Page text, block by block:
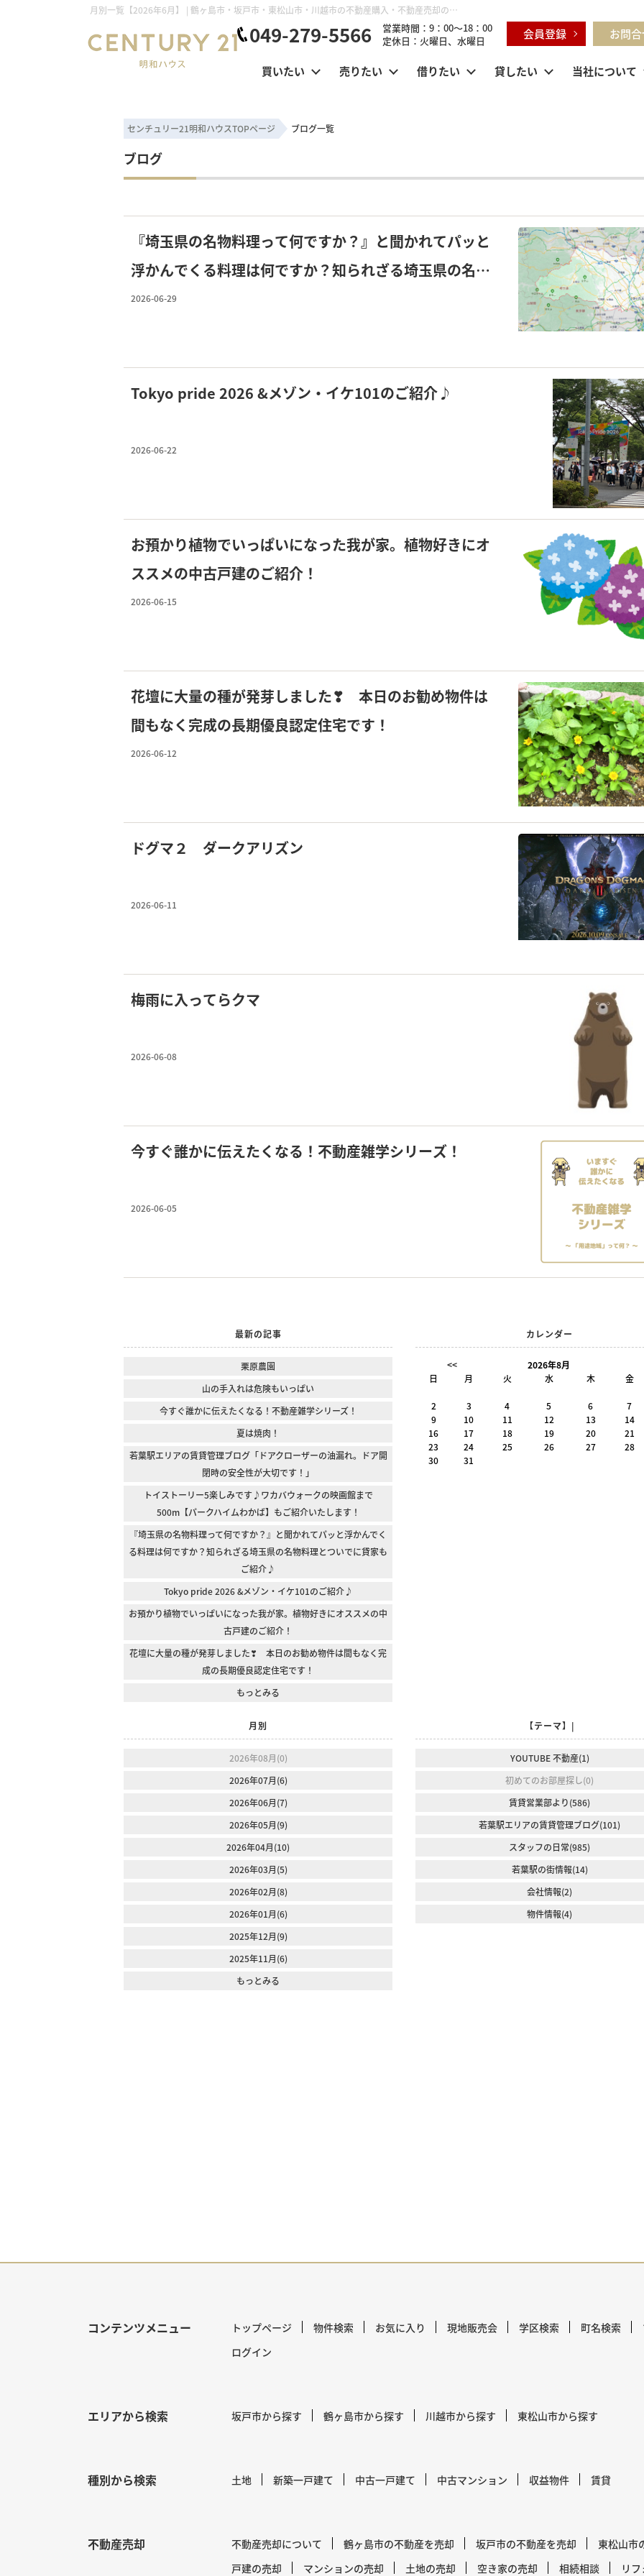
月別一覧【2026年6月】 | 鶴ヶ島市・坂戸市・東松山市・川越市の不動産購入・不動産売却のことならセンチュリー21明和ハウス
049-279-5566
営業時間：9：00～18：00
定休日：火曜日、水曜日
会員登録 お問
買いたい 売りたい 借りたい 貸したい 当社について
センチュリー21明和ハウスTOPページ ブログ一覧
ブログ
『埼玉県の名物料理って何ですか？』と聞かれてパッと
浮かんでくる料理は何ですか？知られざる埼玉県の名物
料理とついでに貸家もご紹介♪
2026-06-29
Tokyo pride 2026 &メゾン・イケ101のご紹介♪
2026-06-22
お預かり植物でいっぱいになった我が家。植物好きにオ
ススメの中古戸建のご紹介！
2026-06-15
花壇に大量の種が発芽しました❣ 本日のお勧め物件は
間もなく完成の長期優良認定住宅です！
2026-06-12
ドグマ２ ダークアリズン
2026-06-11
梅雨に入ってらクマ
2026-06-08
今すぐ誰かに伝えたくなる！不動産雑学シリーズ！
2026-06-05
最新の記事
栗原農園
山の手入れは危険もいっぱい
今すぐ誰かに伝えたくなる！不動産雑学シリーズ！
夏は焼肉！
若葉駅エリアの賃貸管理ブログ「ドアクローザーの油漏れ。ドア開
閉時の安全性が大切です！」
トイストーリー5楽しみです♪ワカバウォークの映画館まで
500m【パークハイムわかば】もご紹介いたします！
『埼玉県の名物料理って何ですか？』と聞かれてパッと浮かんでく
る料理は何ですか？知られざる埼玉県の名物料理とついでに貸家も
ご紹介♪
Tokyo pride 2026 &メゾン・イケ101のご紹介♪
お預かり植物でいっぱいになった我が家。植物好きにオススメの中
古戸建のご紹介！
花壇に大量の種が発芽しました❣ 本日のお勧め物件は間もなく完
成の長期優良認定住宅です！
もっとみる
カレンダー
<<
2026年8月
日
月 火 水 木 金
2 3 4 5 6
7
9
10 11 12 13
14
16
17 18 19 20
21
23
24 25 26 27
28
30
31
月別
2026年08月(0)
2026年07月(6)
2026年06月(7)
2026年05月(9)
2026年04月(10)
2026年03月(5)
2026年02月(8)
2026年01月(6)
2025年12月(9)
2025年11月(6)
もっとみる
【テーマ】|
YOUTUBE 不動産(1)
初めてのお部屋探し(0)
賃貸営業部より(586)
若葉駅エリアの賃貸管理ブログ(101)
スタッフの日常(985)
若葉駅の街情報(14)
会社情報(2)
物件情報(4)
コンテンツメニュー トップページ 物件検索 お気に入り 現地販売会 学区検索 町名検索
ログイン
エリアから検索 坂戸市から探す 鶴ヶ島市から探す 川越市から探す 東松山市から探す
種別から検索 土地 新築一戸建て 中古一戸建て 中古マンション 収益物件 賃貸
不動産売却 不動産売却について 鶴ヶ島市の不動産を売却 坂戸市の不動産を売却
東松山市
戸建の売却
マンションの売却 土地の売却 空き家の売却 相続相談 リ